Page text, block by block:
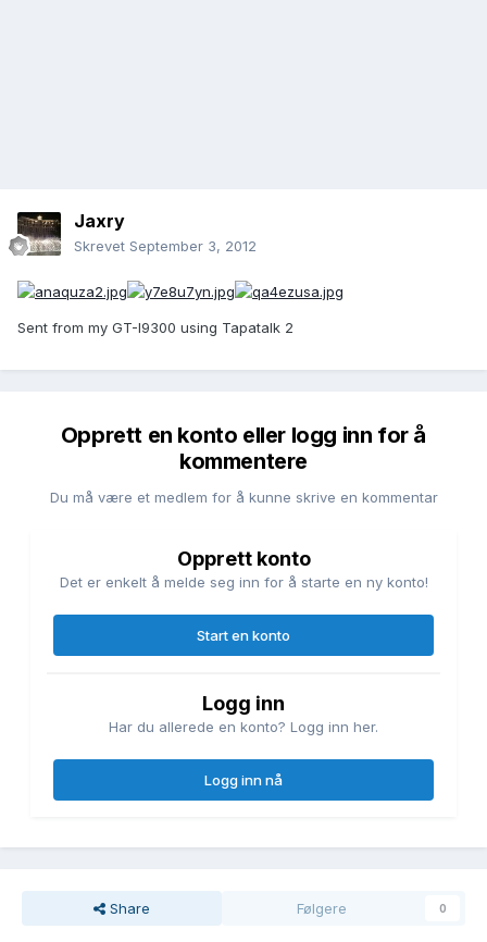
Jaxry
Skrevet September 3, 2012
Sent from my GT-I9300 using Tapatalk 2
Opprett en konto eller logg inn for å
kommentere
Du må være et medlem for å kunne skrive en kommentar
Opprett konto
Det er enkelt å melde seg inn for å starte en ny konto!
Start en konto
Logg inn
Har du allerede en konto? Logg inn her.
Logg inn nå
Share Følgere 0